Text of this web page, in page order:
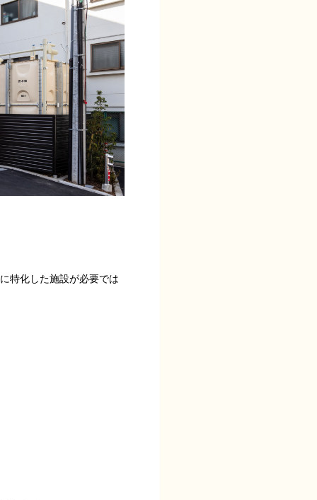
特化した施設が必要では